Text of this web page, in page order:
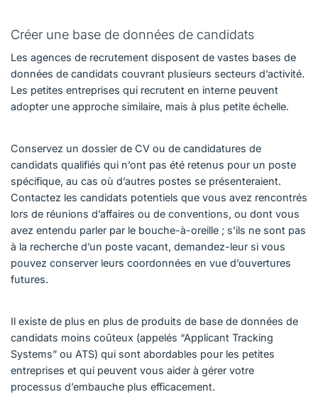
Créer une base de données de candidats
Les agences de recrutement disposent de vastes bases de
données de candidats couvrant plusieurs secteurs d’activité.
Les petites entreprises qui recrutent en interne peuvent
adopter une approche similaire, mais à plus petite échelle.
Conservez un dossier de CV ou de candidatures de
candidats qualifiés qui n’ont pas été retenus pour un poste
spécifique, au cas où d’autres postes se présenteraient.
Contactez les candidats potentiels que vous avez rencontrés
lors de réunions d’affaires ou de conventions, ou dont vous
avez entendu parler par le bouche-à-oreille ; s’ils ne sont pas
à la recherche d’un poste vacant, demandez-leur si vous
pouvez conserver leurs coordonnées en vue d’ouvertures
futures.
Il existe de plus en plus de produits de base de données de
candidats moins coûteux (appelés “Applicant Tracking
Systems” ou ATS) qui sont abordables pour les petites
entreprises et qui peuvent vous aider à gérer votre
processus d’embauche plus efficacement.